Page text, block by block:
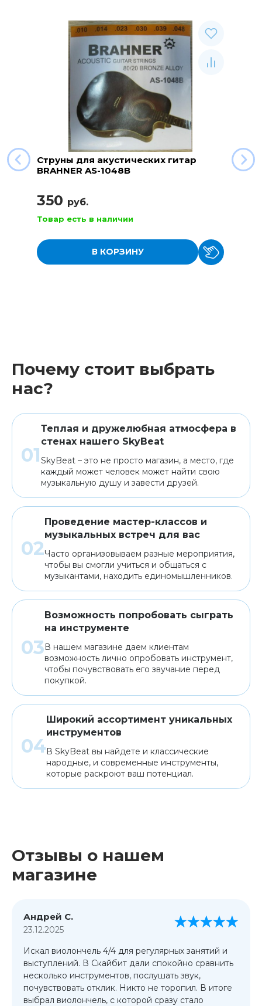
Струны для акустических гитар
BRAHNER AS-1048B
350 руб.
Товар есть в наличии
В КОРЗИНУ
Почему стоит выбрать
нас?
Теплая и дружелюбная атмосфера в
стенах нашего SkyBeat
SkyBeat – это не просто магазин, а место, где
каждый может человек может найти свою
музыкальную душу и завести друзей.
Проведение мастер-классов и
музыкальных встреч для вас
Часто организовываем разные мероприятия,
чтобы вы смогли учиться и общаться с
музыкантами, находить единомышленников.
Возможность попробовать сыграть
на инструменте
В нашем магазине даем клиентам
возможность лично опробовать инструмент,
чтобы почувствовать его звучание перед
покупкой.
Широкий ассортимент уникальных
инструментов
В SkyBeat вы найдете и классические
народные, и современные инструменты,
которые раскроют ваш потенциал.
Отзывы о нашем
магазине
Андрей С.
23.12.2025
Искал виолончель 4/4 для регулярных занятий и
выступлений. В Скайбит дали спокойно сравнить
несколько инструментов, послушать звук,
почувствовать отклик. Никто не торопил. В итоге
выбрал виолончель, с которой сразу стало